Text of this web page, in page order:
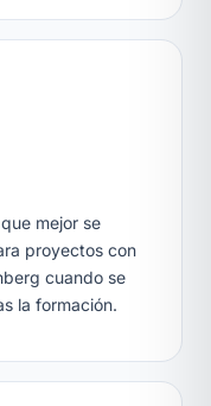
mejor se
proyectos con
cuando se
la formación.